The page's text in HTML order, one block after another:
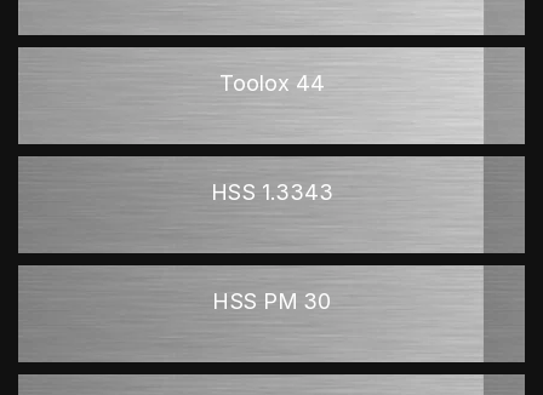
Toolox 44
HSS 1.3343
HSS PM 30